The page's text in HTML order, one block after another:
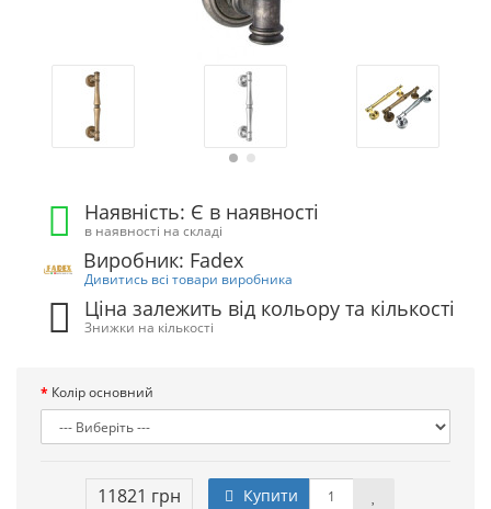
Наявність: Є в наявності
в наявності на складі
Виробник: Fadex
Дивитись всі товари виробника
Ціна залежить від кольору та кількості
Знижки на кількості
Колір основний
11821 грн Купити